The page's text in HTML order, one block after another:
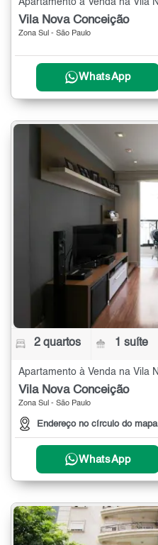
Vila Nova Conceição
Zona Sul - São Paulo
WhatsApp
2 quartos 1 suíte
Vila Nova Conceição
Zona Sul - São Paulo
Endereço no círculo do mapa
WhatsApp